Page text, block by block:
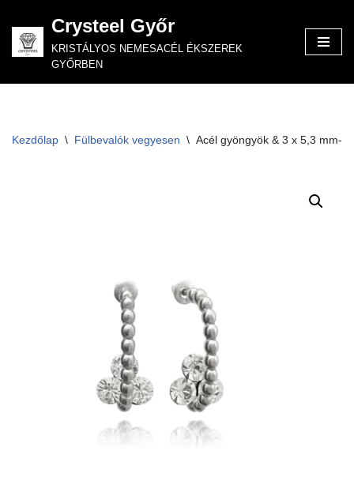
Skip
to
Crysteel Győr
KRISTÁLYOS NEMESACÉL ÉKSZEREK
GYŐRBEN
Kezdőlap \ Fülbevalók vegyesen \ Acél gyöngyök & 3 x 5,3 mm-